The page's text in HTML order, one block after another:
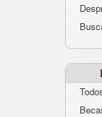
Evaluación desempeño
Humano-Cesantías